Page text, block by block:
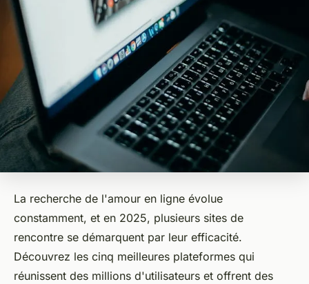
La recherche de l'amour en ligne évolue
constamment, et en 2025, plusieurs sites de
rencontre se démarquent par leur efficacité.
Découvrez les cinq meilleures plateformes qui
réunissent des millions d'utilisateurs et offrent des